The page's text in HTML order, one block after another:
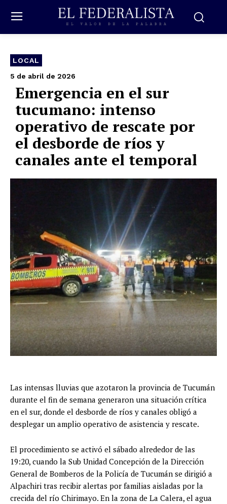
LOCAL
5 de abril de 2026
Emergencia en el sur
tucumano: intenso
operativo de rescate por
el desborde de ríos y
canales ante el temporal
Las intensas lluvias que azotaron la provincia de Tucumán
durante el fin de semana generaron una situación crítica
en el sur, donde el desborde de ríos y canales obligó a
desplegar un amplio operativo de asistencia y rescate.
El procedimiento se activó el sábado alrededor de las
19:20, cuando la Sub Unidad Concepción de la Dirección
General de Bomberos de la Policía de Tucumán se dirigió a
Alpachiri tras recibir alertas por familias aisladas por la
crecida del río Chirimayo. En la zona de La Calera, el agua